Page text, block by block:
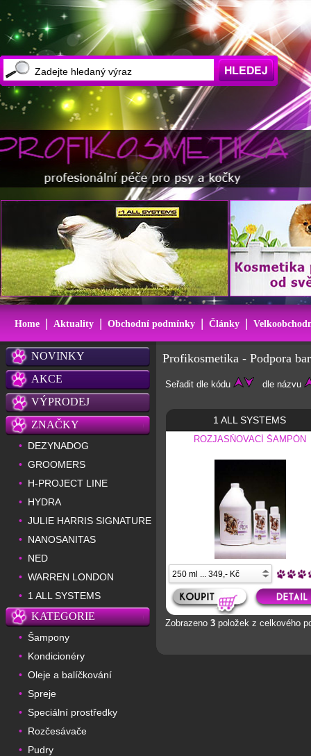
Home | Aktuality | Obchodní podmínky | Články |
NOVINKY
AKCE
VÝPRODEJ
ZNAČKY
• DEZYNADOG
• GROOMERS
• H-PROJECT LINE
• HYDRA
• JULIE HARRIS SIGNATURE
• NANOSANITAS
• NED
• WARREN LONDON
• 1 ALL SYSTEMS
KATEGORIE
• Šampony
• Kondicionéry
• Oleje a balíčkování
• Spreje
• Speciální prostředky
• Rozčesávače
• Pudry
Profikosmetika - Podpora
Seřadit dle kódu dle názvu
1 ALL SYSTEMS
ROZJASŇOVACÍ ŠAMPÓN
Zobrazeno 3 položek z celkového